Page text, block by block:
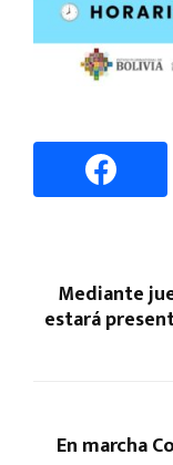
Mediante
estará
En marcha